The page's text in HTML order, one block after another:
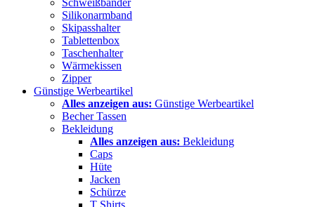
Schweißbänder
Silikonarmband
Skipasshalter
Tablettenbox
Taschenhalter
Wärmekissen
Zipper
Günstige Werbeartikel
Alles anzeigen aus: Günstige Werbeartikel
Becher Tassen
Bekleidung
Alles anzeigen aus: Bekleidung
Caps
Hüte
Jacken
Schürze
T Shirts